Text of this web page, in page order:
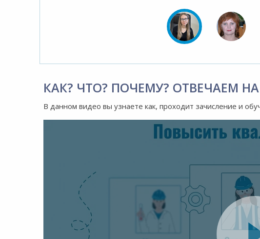
КАК? ЧТО? ПОЧЕМУ? ОТВЕЧАЕМ
В данном видео вы узнаете как, проходит зачисление и